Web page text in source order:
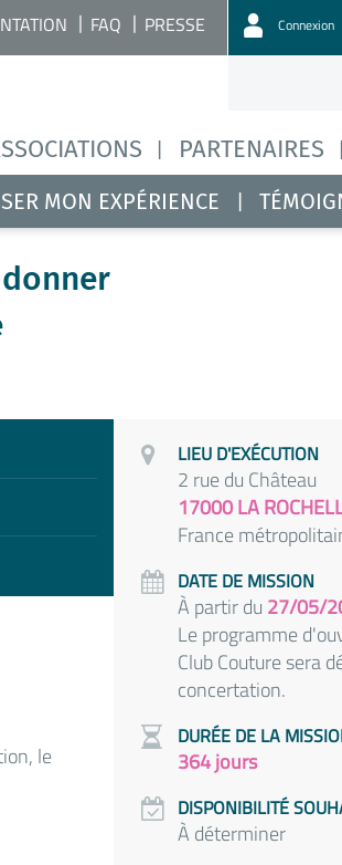
PARTENAIRES
FAQ PRESSE Connexion
MON EXPÉRIENCE
donner
le
LIEU D'EXÉCUTION
2 rue du Château
17000 LA
France
DATE DE MISSION
À partir du 27/05/
Le programme
Club Couture sera
concertation.
DURÉE DE LA
364 jours
DISPONIBILITÉ
À déterminer